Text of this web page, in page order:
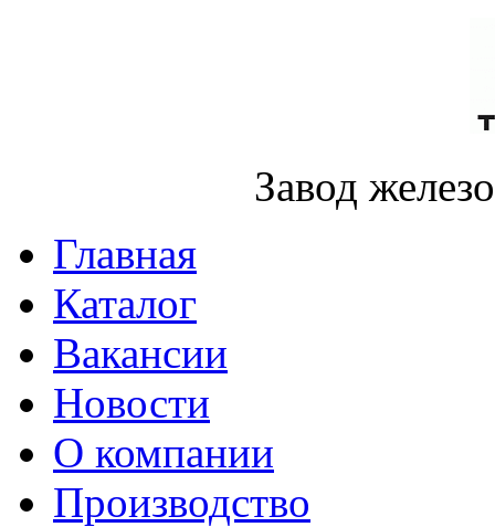
Завод
Главная
Каталог
Вакансии
Новости
О компании
Производство